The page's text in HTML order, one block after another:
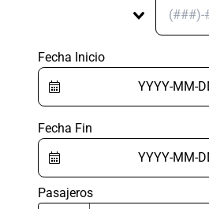
Fecha Inicio
Fecha Fin
Pasajeros